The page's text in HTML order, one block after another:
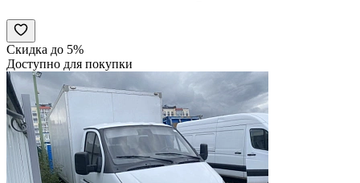
Скидка до 5%
Доступно для покупки